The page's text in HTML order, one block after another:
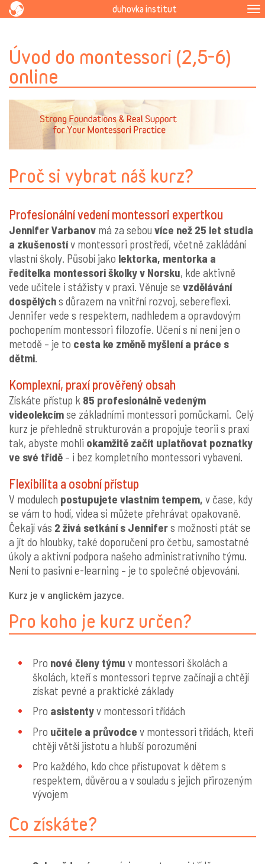
duhovka institut
Úvod do montessori (2,5-6)
online
Proč si vybrat náš kurz?
Profesionální vedení montessori expertkou
Jennifer Varbanov má za sebou více než 25 let studia
a zkušenostív montessori prostředí, včetně zakládání
vlastní školy. Působí jako lektorka, mentorka a
ředitelka montessori školky v Norsku, kde aktivně
vede učitele i stážisty v praxi. Věnuje se vzdělávání
dospělýchs důrazem na vnitřní rozvoj, sebereflexi.
Jennifer vede s respektem, nadhledem a opravdovým
pochopením montessori filozofie. Učení s ní není jen o
metodě – je to cesta ke změně myšlení a práce s
dětmi
Komplexní, praxí prověřený obsah
Získáte přístup k 85 profesionálně vedeným
videolekcímse základními montessori pomůckami. Celý
kurz je přehledně strukturován a propojuje teorii s praxí
tak, abyste mohli okamžitě začít uplatňovat poznatky
ve své třídě – i bez kompletního montessori vybavení.
Flexibilita a osobní přístup
V modulech postupujete vlastním tempem, v čase, kdy
se vám to hodí, videa si můžete přehrávat opakovaně.
Čekají vás 2 živá setkání s Jennifers možností ptát se
a jít do hloubky, také doporučení pro četbu, samostatné
úkoly a aktivní podpora našeho administrativního týmu.
Není to pasivní e-learning – je to společné objevování.
Kurz je v anglickém jazyce.
Pro koho je kurz určen?
Pro nové členy týmu v montessori školách a
školách, kteří s montessori teprve začínají a chtějí
získat pevné a praktické základy
Pro asistentyv montessori třídách
Pro učitele a průvodce v montessori třídách, kteří
chtějí větší jistotu a hlubší porozumění
Pro každého, kdo chce přistupovat k dětem s
respektem, důvěrou a v souladu s jejich přirozeným
vývojem
Co získáte?